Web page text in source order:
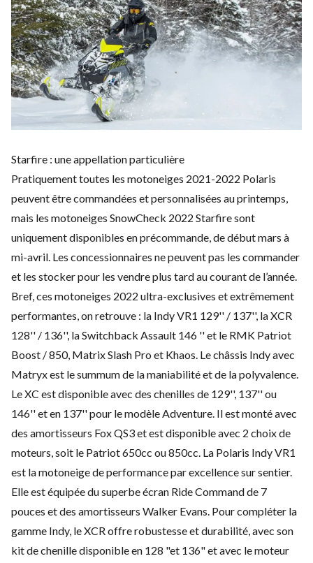
Starfire : une appellation particulière
Pratiquement toutes les motoneiges 2021-2022 Polaris
peuvent être commandées et personnalisées au printemps,
mais les motoneiges SnowCheck 2022 Starfire sont
uniquement disponibles en précommande, de début mars à
mi-avril. Les concessionnaires ne peuvent pas les commander
et les stocker pour les vendre plus tard au courant de l’année.
Bref, ces motoneiges 2022 ultra-exclusives et extrêmement
performantes, on retrouve : la Indy VR1 129'' / 137'', la XCR
128'' / 136'', laSwitchback Assault 146 ''et le RMK Patriot
Boost / 850, Matrix Slash Pro et Khaos. Le châssis Indy avec
Matryx est le summum de la maniabilité et de la polyvalence.
Le XC est disponible avec des chenilles de 129'', 137'' ou
146'' et en 137'' pour le modèle Adventure. Il est monté avec
des amortisseurs Fox QS3 et est disponible avec 2 choix de
moteurs, soit le Patriot 650cc ou 850cc. La Polaris Indy VR1
est la motoneige de performance par excellence sur sentier.
Elle est équipée du superbe écran Ride Command de 7
pouces et des amortisseurs Walker Evans. Pour compléter la
gamme Indy, le XCR offre robustesse et durabilité, avec son
kit de chenille disponible en 128 "et 136" et avec le moteur